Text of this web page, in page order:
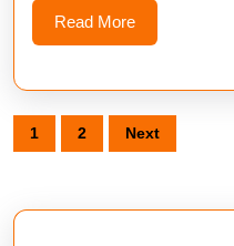
Read MoreRead
More
Posts
pagination
1 2 Next